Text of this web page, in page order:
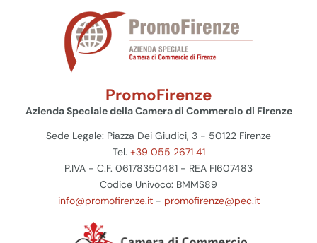
PromoFirenze
Azienda Speciale della Camera di Commercio di Firenze
Sede Legale: Piazza Dei Giudici, 3 - 50122 Firenze
Tel. +39 055 2671 41
P.IVA - C.F. 06178350481 - REA FI607483
Codice Univoco: BMMS89
info@promofirenze.it- promofirenze@pec.it